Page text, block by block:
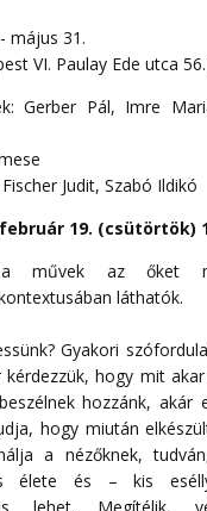
május 31.
VI. Paulay Ede utca
Gerber Pál, Imre
Judit, Szabó Ildikó
február 19. (csütörtök)
művek az őket
láthatók.
Gyakori
hogy mit
hozzánk, akár
hogy miután
a nézőknek,
élete és – kis